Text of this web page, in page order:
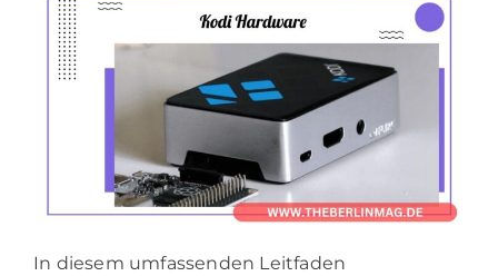
In diesem umfassenden Leitfaden